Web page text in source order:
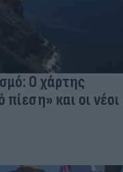
Ο χάρτης
και οι νέοι